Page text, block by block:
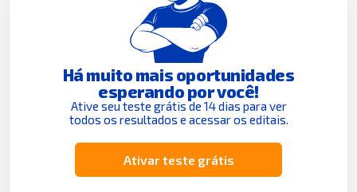
Há muito mais oportunidades
esperando por você!
Ative seu teste grátis de 14 dias para ver
todos os resultados e acessar os editais.
Ativar teste grátis